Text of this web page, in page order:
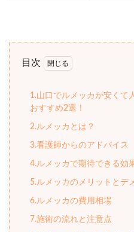
目次
1.山口でルメッカが安くて
おすすめ2選！
2.ルメッカとは？
3.看護師からのアドバイス
4.ルメッカで期待できる効
5.ルメッカのメリットとデ
6.ルメッカの費用相場
7.施術の流れと注意点